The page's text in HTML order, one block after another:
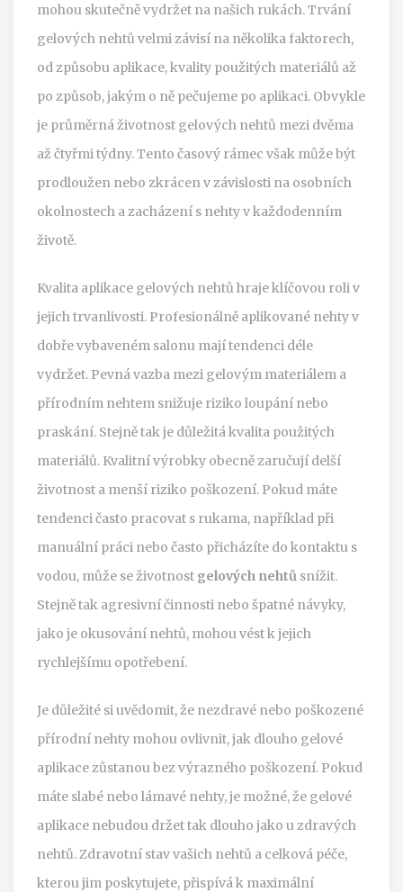
mohou skutečně vydržet na našich rukách. Trvání
gelových nehtů velmi závisí na několika faktorech,
od způsobu aplikace, kvality použitých materiálů až
po způsob, jakým o ně pečujeme po aplikaci. Obvykle
je průměrná životnost gelových nehtů mezi dvěma
až čtyřmi týdny. Tento časový rámec však může být
prodloužen nebo zkrácen v závislosti na osobních
okolnostech a zacházení s nehty v každodenním
životě.
Kvalita aplikace gelových nehtů hraje klíčovou roli v
jejich trvanlivosti. Profesionálně aplikované nehty v
dobře vybaveném salonu mají tendenci déle
vydržet. Pevná vazba mezi gelovým materiálem a
přírodním nehtem snižuje riziko loupání nebo
praskání. Stejně tak je důležitá kvalita použitých
materiálů. Kvalitní výrobky obecně zaručují delší
životnost a menší riziko poškození. Pokud máte
tendenci často pracovat s rukama, například při
manuální práci nebo často přicházíte do kontaktu s
vodou, může se životnost gelových nehtů snížit.
Stejně tak agresivní činnosti nebo špatné návyky,
jako je okusování nehtů, mohou vést k jejich
rychlejšímu opotřebení.
Je důležité si uvědomit, že nezdravé nebo poškozené
přírodní nehty mohou ovlivnit, jak dlouho gelové
aplikace zůstanou bez výrazného poškození. Pokud
máte slabé nebo lámavé nehty, je možné, že gelové
aplikace nebudou držet tak dlouho jako u zdravých
nehtů. Zdravotní stav vašich nehtů a celková péče,
kterou jim poskytujete, přispívá k maximální